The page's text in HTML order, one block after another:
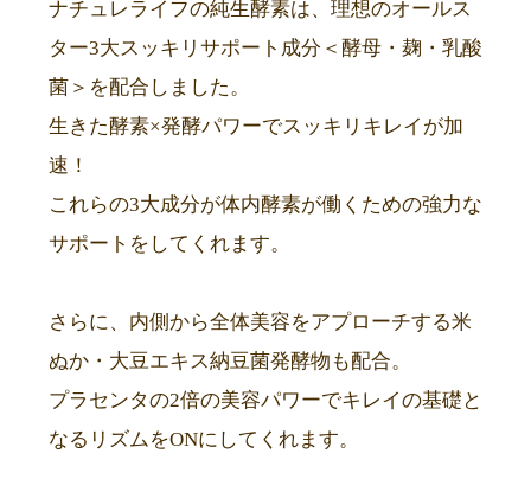
ナチュレライフの純生酵素は、理想のオールス
ター3大スッキリサポート成分＜酵母・麹・乳酸
菌＞を配合しました。
生きた酵素×発酵パワーでスッキリキレイが加
速！
これらの3大成分が体内酵素が働くための強力な
サポートをしてくれます。
さらに、内側から全体美容をアプローチする米
ぬか・大豆エキス納豆菌発酵物も配合。
プラセンタの2倍の美容パワーでキレイの基礎と
なるリズムをONにしてくれます。